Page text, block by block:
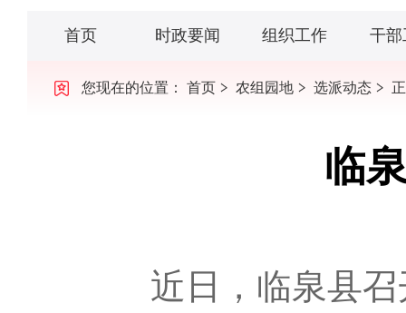
首页 时政要闻 组织工作 干部
您现在的位置： 首页 农组园地 选派动态
临
近日，临泉县